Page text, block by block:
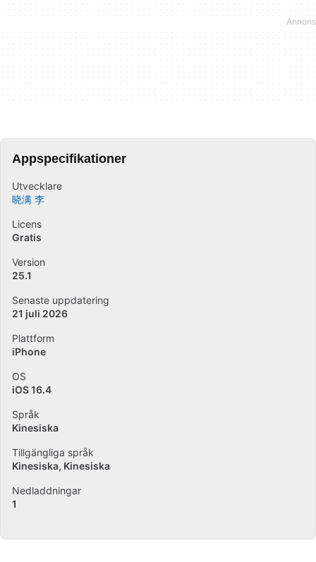
Appspecifikationer
Utvecklare
晓满 李
Licens
Gratis
Version
25.1
Senaste uppdatering
21 juli 2026
Plattform
iPhone
OS
iOS 16.4
Språk
Kinesiska
Tillgängliga språk
Kinesiska Kinesiska
Nedladdningar
1